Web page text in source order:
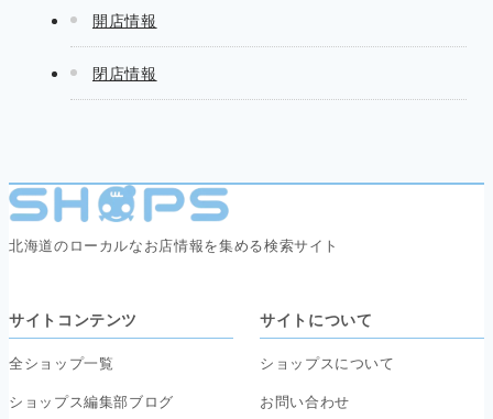
開店情報
閉店情報
北海道のローカルなお店情報を集める検索サイト
サイトコンテンツ
全ショップ一覧
ショップス編集部ブログ
サイトについて
ショップスについて
お問い合わせ